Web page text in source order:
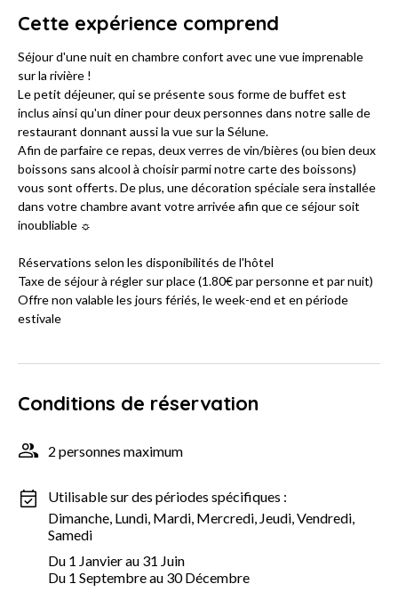
Cette expérience comprend
Séjour d'une nuit en chambre confort avec une vue imprenable
sur la rivière !
Le petit déjeuner, qui se présente sous forme de buffet est
inclus ainsi qu'un diner pour deux personnes dans notre salle de
restaurant donnant aussi la vue sur la Sélune.
Afin de parfaire ce repas, deux verres de vin/bières (ou bien deux
boissons sans alcool à choisir parmi notre carte des boissons)
vous sont offerts. De plus, une décoration spéciale sera installée
dans votre chambre avant votre arrivée afin que ce séjour soit
inoubliable ☼
Réservations selon les disponibilités de l'hôtel
Taxe de séjour à régler sur place (1.80€ par personne et par nuit)
Offre non valable les jours fériés, le week-end et en période
estivale
Conditions de réservation
2 personnes maximum
Utilisable sur des périodes spécifiques :
Dimanche, Lundi, Mardi, Mercredi, Jeudi, Vendredi,
Samedi
Du 1 Janvier au 31 Juin
Du 1 Septembre au 30 Décembre